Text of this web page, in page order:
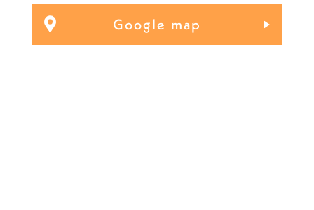
Google map